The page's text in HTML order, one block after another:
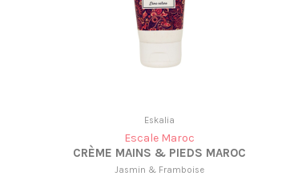
Eskalia
Escale Maroc
CRÈME MAINS & PIEDS MAROC
Jasmin & Framboise